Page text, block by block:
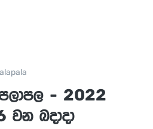
- 2022
වන බදාදා